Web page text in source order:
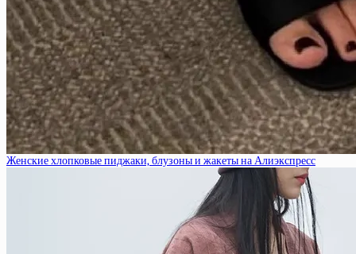
Женские хлопковые пиджаки, блузоны и жакеты на Алиэкспресс